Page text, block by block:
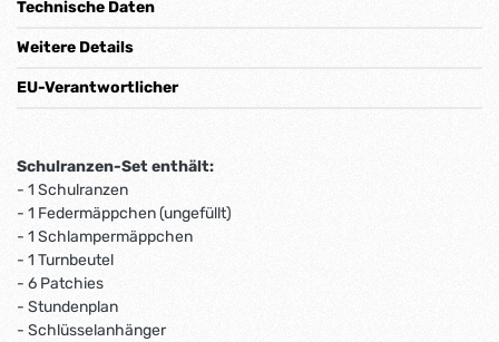
Technische Daten
Weitere Details
EU-Verantwortlicher
Schulranzen-Set enthält:
- 1 Schulranzen
- 1 Federmäppchen (ungefüllt)
- 1 Schlampermäppchen
- 1 Turnbeutel
- 6 Patchies
- Stundenplan
- Schlüsselanhänger